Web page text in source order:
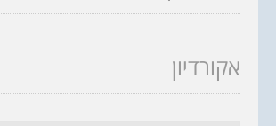
›
אקורדיון